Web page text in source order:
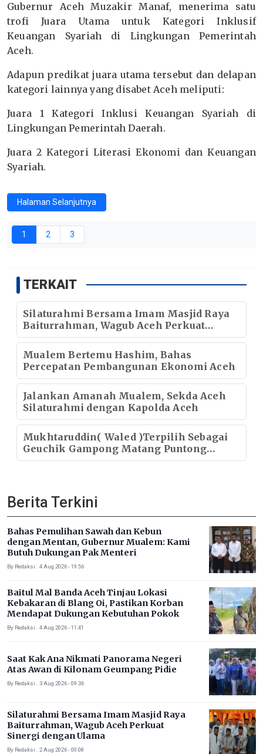
Gubernur Aceh Muzakir Manaf, menerima satu
trofi Juara Utama untuk Kategori Inklusif
Keuangan Syariah di Lingkungan Pemerintah
Aceh.
Adapun predikat juara utama tersebut dan delapan
kategori lainnya yang disabet Aceh meliputi:
Juara 1 Kategori Inklusi Keuangan Syariah di
Lingkungan Pemerintah Daerah.
Juara 2 Kategori Literasi Ekonomi dan Keuangan
Syariah.
Halaman Selanjutnya
1 2 3
TERKAIT
Silaturahmi Bersama Imam Masjid Raya
Baiturrahman, Wagub Aceh Perkuat
Sinergi dengan Ulama
Mualem Bertemu Hashim, Bahas
Percepatan Pembangunan Ekonomi Aceh
Jalankan Amanah Mualem, Sekda Aceh
Silaturahmi dengan Kapolda Aceh
Mukhtaruddin( Waled )Terpilih Sebagai
Geuchik Gampong Matang Puntong
Periode 2026–2032.
Berita Terkini
Bahas Pemulihan Sawah dan Kebun
dengan Mentan, Gubernur Mualem: Kami
Butuh Dukungan Pak Menteri
By Redaksi . 4 Aug 2026 - 19:56
Baitul Mal Banda Aceh Tinjau Lokasi
Kebakaran di Blang Oi, Pastikan Korban
Mendapat Dukungan Kebutuhan Pokok
By Redaksi . 4 Aug 2026 - 11:41
Saat Kak Ana Nikmati Panorama Negeri
Atas Awan di Kilonam Geumpang Pidie
By Redaksi . 3 Aug 2026 - 09:36
Silaturahmi Bersama Imam Masjid Raya
Baiturrahman, Wagub Aceh Perkuat
Sinergi dengan Ulama
By Redaksi . 2 Aug 2026 - 00:08